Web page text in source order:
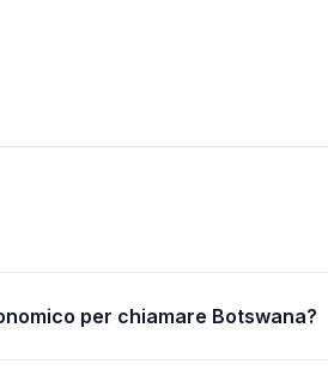
per chiamare Botswana?